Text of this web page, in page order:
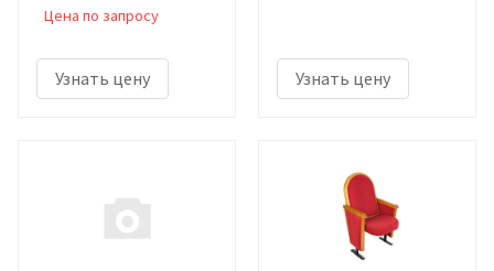
Цена по запросу
Узнать цену Узнать цену